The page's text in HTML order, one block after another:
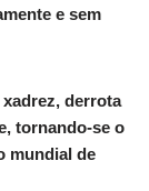
e sem
derrota
tornando-se o
mundial de